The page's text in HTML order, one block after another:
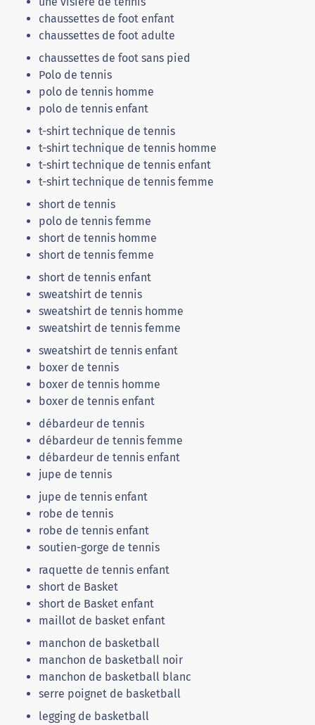
chaussettes de foot enfant
chaussettes de foot adulte
chaussettes de foot sans pied
Polo de tennis
polo de tennis homme
polo de tennis enfant
t-shirt technique de tennis
t-shirt technique de tennis homme
t-shirt technique de tennis enfant
t-shirt technique de tennis femme
short de tennis
polo de tennis femme
short de tennis homme
short de tennis femme
short de tennis enfant
sweatshirt de tennis
sweatshirt de tennis homme
sweatshirt de tennis femme
sweatshirt de tennis enfant
boxer de tennis
boxer de tennis homme
boxer de tennis enfant
débardeur de tennis
débardeur de tennis femme
débardeur de tennis enfant
jupe de tennis
jupe de tennis enfant
robe de tennis
robe de tennis enfant
soutien-gorge de tennis
raquette de tennis enfant
short de Basket
short de Basket enfant
maillot de basket enfant
manchon de basketball
manchon de basketball noir
manchon de basketball blanc
serre poignet de basketball
legging de basketball